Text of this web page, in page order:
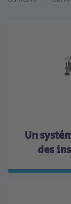
Un
des